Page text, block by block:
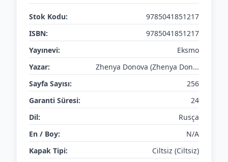
Stok Kodu:
9785041851217
ISBN:
9785041851217
Yayınevi:
Eksmo
Yazar:
Zhenya Donova (Zhenya Don...
Sayfa Sayısı:
256
Garanti Süresi:
24
Dil:
Rusça
En / Boy:
N/A
Kapak Tipi:
Ciltsiz (Ciltsiz)